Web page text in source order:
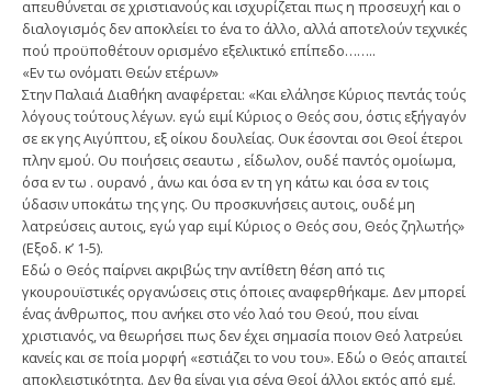
απευθύνεται σε χριστιανούς και ισχυρίζεται πως η προσευχή και ο
διαλογισμός δεν αποκλείει το ένα το άλλο, αλλά αποτελούν τεχνικές
πού προϋποθέτουν ορισμένο εξελικτικό επίπεδο……..
«Εν τω ονόματι Θεών ετέρων»
Στην Παλαιά Διαθήκη αναφέρεται: «Και ελάλησε Κύριος πεντάς τούς
λόγους τούτους λέγων. εγώ ειμί Κύριος ο Θεός σου, όστις εξήγαγόν
σε εκ γης Αιγύπτου, εξ οίκου δουλείας. Ουκ έσονται σοι Θεοί έτεροι
πλην εμού. Ου ποιήσεις σεαυτω , είδωλον, ουδέ παντός ομοίωμα,
όσα εν τω . ουρανό , άνω και όσα εν τη γη κάτω και όσα εν τοις
ύδασιν υποκάτω της γης. Ου προσκυνήσεις αυτοις, ουδέ μη
λατρεύσεις αυτοις, εγώ γαρ ειμί Κύριος ο Θεός σου, Θεός ζηλωτής»
(Εξοδ. κ’ 1-5).
Εδώ ο Θεός παίρνει ακριβώς την αντίθετη θέση από τις
γκουρουϊστικές οργανώσεις στις όποιες αναφερθήκαμε. Δεν μπορεί
ένας άνθρωπος, που ανήκει στο νέο λαό του Θεού, που είναι
χριστιανός, να θεωρήσει πως δεν έχει σημασία ποιον Θεό λατρεύει
κανείς και σε ποία μορφή «εστιάζει το νου του». Εδώ ο Θεός απαιτεί
αποκλειστικότητα. Δεν θα είναι για σένα Θεοί άλλοι εκτός από εμέ.